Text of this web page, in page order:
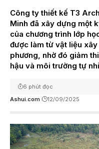
Công ty thiết kế T3
Minh đã xây dựng một
của chương trình lớp
được làm từ vật liệu
phương, nhờ đó giảm
hậu và môi trường tự
Ashui.com 12/09/2025
6 phút đọc